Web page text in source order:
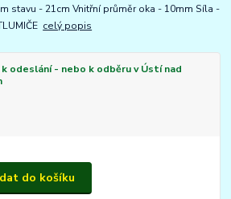
stavu - 21cm Vnitřní průměr oka - 10mm Síla -
celý popis
k odeslání - nebo k odběru v Ústí nad
do košíku